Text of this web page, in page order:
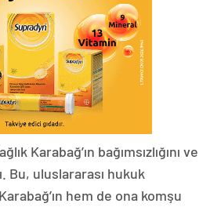
Karabağ’ın bağımsızlığını ve
Bu, uluslararası hukuk
hem de ona komşu